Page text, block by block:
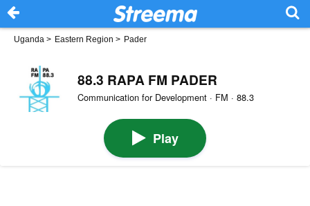
Uganda > Eastern Region > Pader
88.3 RAPA FM PADER
Communication for Development · FM · 88.3
Play